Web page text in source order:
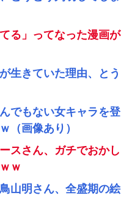
る」ってなった漫画が
生きていた理由、とう
でもない女キャラを登
（画像あり）
スさん、ガチでおかし
ｗ
山明さん、全盛期の絵